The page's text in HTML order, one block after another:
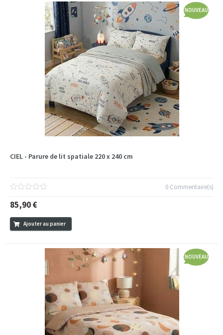
NOUVEAU
CIEL - Parure de lit spatiale 220 x 240 cm
0 Commentaire(s)
85,90 €
Ajouter au panier
NOUVEAU